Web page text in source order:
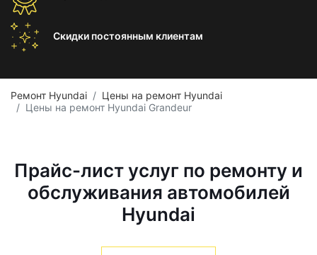
Скидки постоянным клиентам
Ремонт Hyundai
Цены на ремонт Hyundai
Цены на ремонт Hyundai Grandeur
Прайс-лист услуг по ремонту и
обслуживания автомобилей
Hyundai